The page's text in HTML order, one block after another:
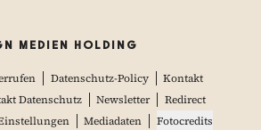
MEDIEN HOLDING
Datenschutz-Policy
Kontakt
Datenschutz Newsletter
Redirect
Mediadaten Fotocredits